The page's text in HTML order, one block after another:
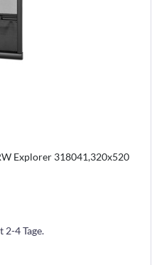
Explorer 318041,320x520
4 Tage.